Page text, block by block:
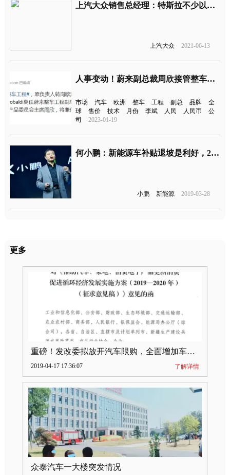
上汽大众销售总经理：特斯拉不少以客户为中心，大众才是
上汽大众 2021-06-13
人事变动！蔚来副总裁周欣接管整车工程
市场 汽车 欧洲 整车 工程 副总 品牌
全
球
售价 技术 月份 李斌 人民 人民币
公
司
2023-01-19
何小鹏：新能源车补贴退坡是利好，2021年电动车进入新阶段
小鹏 新能源 2019-03-28
更多
重磅！发改委拟放开汽车限购，全面增加车牌指标
2019-04-17 17:36:07 了解详情
众泰汽车一大楼突发情况